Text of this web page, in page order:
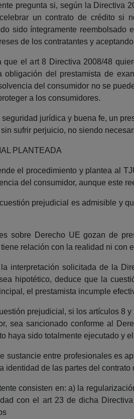
pregunta si, según la Directiva
un contrato de crédito si
sido íntegramente
de los contratantes y
que el art 8 Directiva 2008/48
obligación del prestamista de
del consumidor no se
a los consumidores.
jurídica y buena fe, un
sufrir perjuicio, no siendo
PLANTEADA
el procedimiento y plantea al
del consumidor, aunque este
prejudicial es admisible y
sobre Derecho UE gozan de
relación con la realidad ni con
interpretación solicitada de la
hipotético, deduce que la
el prestamista incumple
prejudicial, si los artículos 8
sea sancionado conforme al
haya sido totalmente ejecutado y
sustancie entre profesionales es
identidad de las partes del contrato
consisten en: a) la
con el art 23 de dicha